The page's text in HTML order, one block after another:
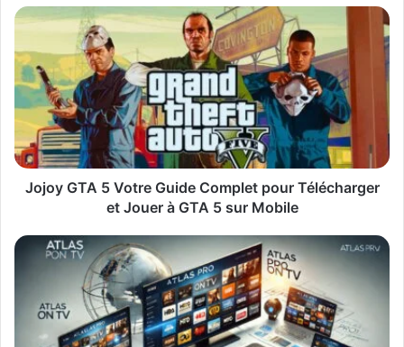
Jojoy
5
Votre
Guide
Complet
pour
Télécharger
et
Jouer
5
Jojoy GTA 5 Votre Guide Complet pour Télécharger
et Jouer à GTA 5 sur Mobile
Connexion
France